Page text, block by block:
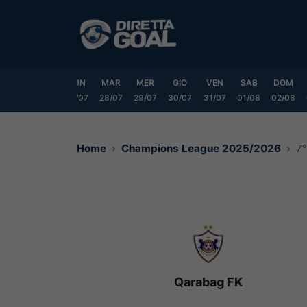
LUN
27/07
MAR
28/07
MER
29/07
GIO
30/07
VEN
31/07
SAB
01/08
DOM
02/08
Home Champions League 2025/2026
Qarabag FK